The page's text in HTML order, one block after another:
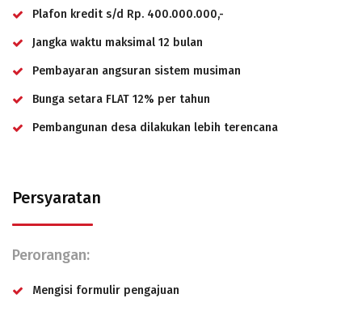
Plafon kredit s/d Rp. 400.000.000,-
Jangka waktu maksimal 12 bulan
Pembayaran angsuran sistem musiman
Bunga setara FLAT 12% per tahun
Pembangunan desa dilakukan lebih terencana
Persyaratan
Perorangan:
Mengisi formulir pengajuan